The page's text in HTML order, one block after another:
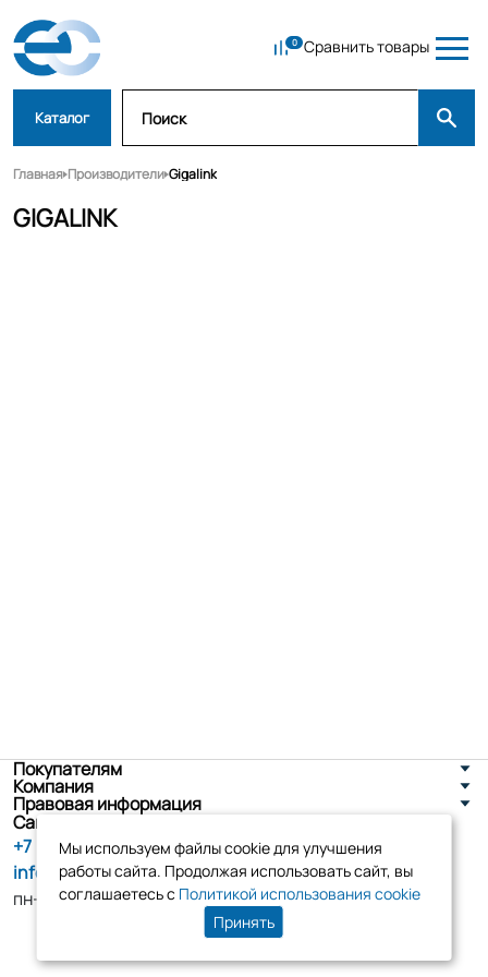
Сравнить товары
Каталог
Главная Производители Gigalink
GIGALINK
Покупателям
Компания
Правовая информация
Санкт-Петербург, ул. Новоселов д. 8
+7 (800) 555-86-90
info@tk-elko.ru
пн-пт, 10:00 - 18:00
Мы используем файлы cookie для улучшения
работы сайта. Продолжая использовать сайт, вы
соглашаетесь с Политикой использования cookie
Принять